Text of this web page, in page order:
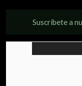
Suscríbete a